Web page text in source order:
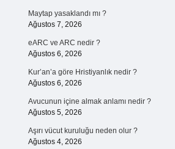
Maytap yasaklandı mı ?
Ağustos 7, 2026
eARC ve ARC nedir ?
Ağustos 6, 2026
Kur’an’a göre Hristiyanlık nedir ?
Ağustos 6, 2026
Avucunun içine almak anlamı nedir ?
Ağustos 5, 2026
Aşırı vücut kuruluğu neden olur ?
Ağustos 4, 2026